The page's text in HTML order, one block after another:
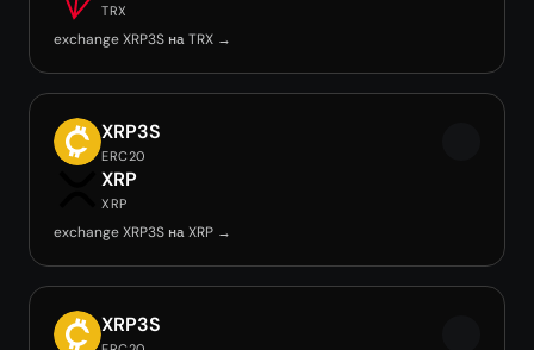
TRX
exchange XRP3S на TRX →
XRP3S
ERC20
XRP
XRP
exchange XRP3S на XRP →
XRP3S